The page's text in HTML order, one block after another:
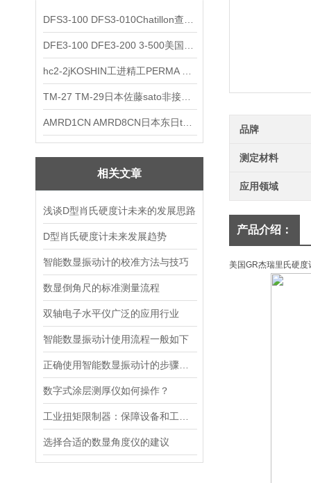
相关文章
浅谈D型肖氏硬度计未来的发展思路
D型肖氏硬度计未来发展趋势
智能数显振动计的校准方法与技巧
数显倒角尺的标准测量流程
双轴电子水平仪广泛的应用行业
智能数显振动计使用流程一般如下
数字式涂层测厚仪如何操作？
选择合适的数显角度仪的建议
品牌
测定材料
应用领域
产品介绍：
美国GR杰瑞里氏硬